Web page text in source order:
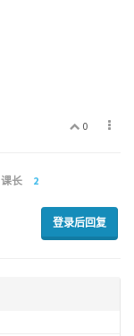
0
课长 2
登录后回复